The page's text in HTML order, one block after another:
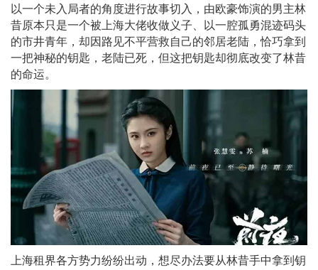
以一个未入局者的角度进行故事切入，由欧豪饰演的男主林
昔原本只是一个被上海大佬收做义子、以一腔孤勇混迹码头
的市井青年，却因路见不平营救自己的邻居老陆，恰巧拿到
一把神秘的钥匙，老陆已死，但这把钥匙却彻底改变了林昔
的命运。
上海租界各方势力纷纷出动，想尽办法要从林昔手中拿到钥